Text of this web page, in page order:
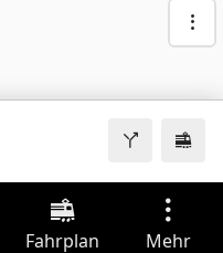
Fahrplan Mehr